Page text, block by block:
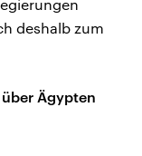
deshalb zum
Ägypten